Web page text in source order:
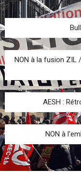
NON à la fusion ZIL
AESH :
NON à